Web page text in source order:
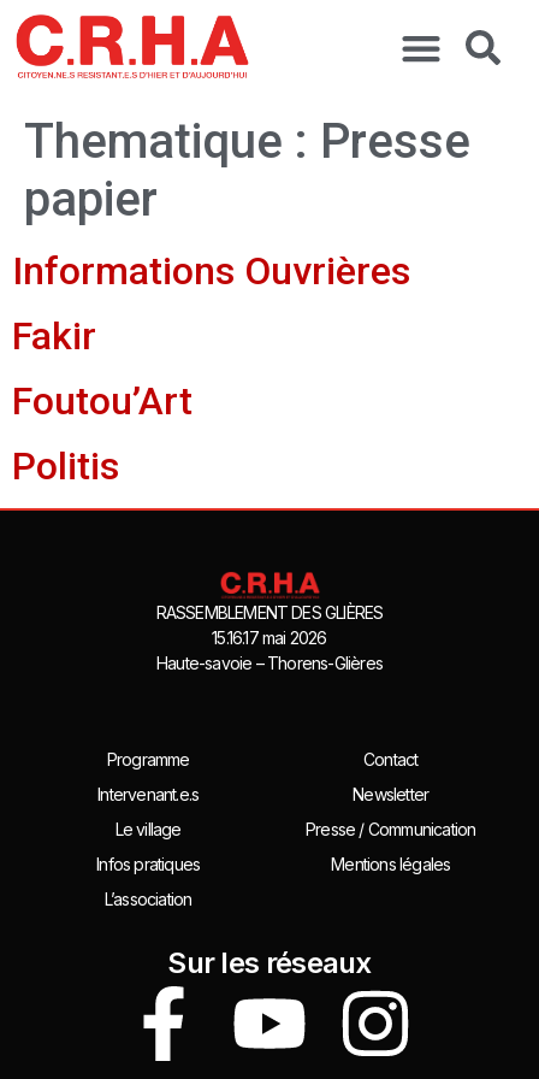
Thematique : Presse
papier
Informations Ouvrières
Fakir
Foutou’Art
Politis
RASSEMBLEMENT DES GLIÈRES
15.16.17 mai 2026
Haute-savoie – Thorens-Glières
Programme
Intervenant.e.s
Le village
Infos pratiques
L’association
Contact
Newsletter
Presse / Communication
Mentions légales
Sur les réseaux